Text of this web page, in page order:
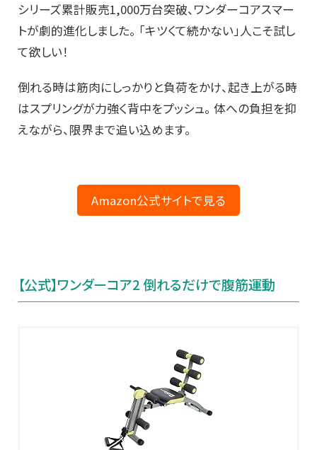
シリーズ累計販売1,000万台突破、ワンダーコアスマー
トが劇的進化しました。 「キツくて続かない」人こそ試し
て欲しい！
倒れる時は筋肉にしっかりと負荷をかけ、起き上がる時
はスプリングが力強く背中をプッシュ。 体への負担を抑
えながら、限界まで追い込めます。
Amazon公式サイトで見る
【公式】ワンダーコア2 倒れるだけで腹筋運動